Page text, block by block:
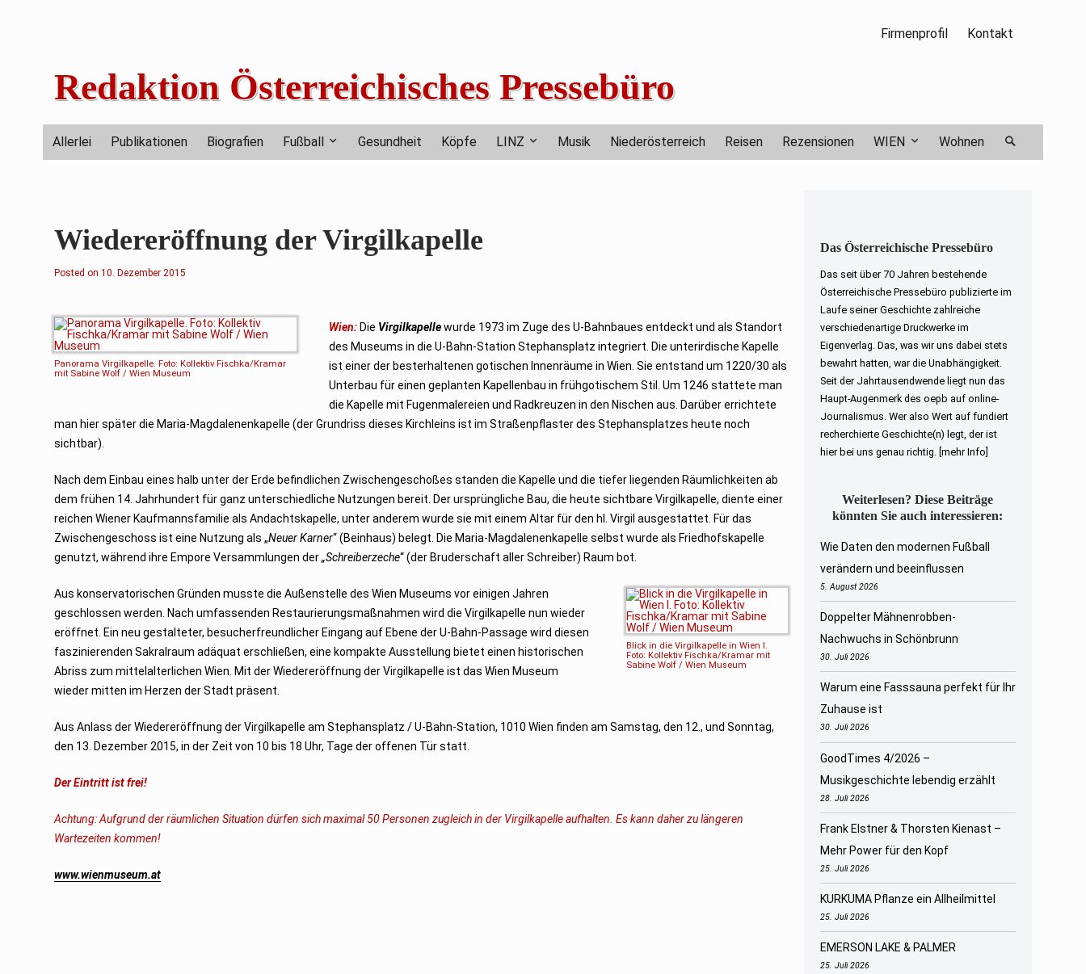
Firmenprofil Kontakt
Redaktion Österreichisches Pressebüro
Allerlei Publikationen Biografien Fußball Gesundheit Köpfe LINZ Musik Niederösterreich Reisen Rezensionen WIEN Wohnen
Wiedereröffnung der Virgilkapelle
Posted on1
e
z
e
b
e
r
5
10. Dezember 2015
Panorama Virgilkapelle. Foto: Kollektiv Fischka/Kramar
mit Sabine Wolf / Wien Museum
Wien: Die Virgilkapellewurde 1973 im Zuge des U-Bahnbaues entdeckt und als Standort
des Museums in die U-Bahn-Station Stephansplatz integriert. Die unterirdische Kapelle
ist einer der besterhaltenen gotischen Innenräume in Wien. Sie entstand um 1220/30 als
Unterbau für einen geplanten Kapellenbau in frühgotischem Stil. Um 1246 stattete man
die Kapelle mit Fugenmalereien und Radkreuzen in den Nischen aus. Darüber errichtete
man hier später die Maria-Magdalenenkapelle (der Grundriss dieses Kirchleins ist im Straßenpflaster des Stephansplatzes heute noch
sichtbar).
Nach dem Einbau eines halb unter der Erde befindlichen Zwischengeschoßes standen die Kapelle und die tiefer liegenden Räumlichkeiten ab
dem frühen 14. Jahrhundert für ganz unterschiedliche Nutzungen bereit. Der ursprüngliche Bau, die heute sichtbare Virgilkapelle, diente einer
reichen Wiener Kaufmannsfamilie als Andachtskapelle, unter anderem wurde sie mit einem Altar für den hl. Virgil ausgestattet. Für das
Zwischengeschoss ist eine Nutzung als „Neuer Karner“ (Beinhaus) belegt. Die Maria-Magdalenenkapelle selbst wurde als Friedhofskapelle
genutzt, während ihre Empore Versammlungen der„Schreiberzeche“ (der Bruderschaft aller Schreiber) Raum bot.
Blick in die Virgilkapelle in Wien I.
Foto: Kollektiv Fischka/Kramar mit
Sabine Wolf / Wien Museum
Aus konservatorischen Gründen musste die Außenstelle des Wien Museums vor einigen Jahren
geschlossen werden. Nach umfassenden Restaurierungsmaßnahmen wird die Virgilkapelle nun wieder
eröffnet. Ein neu gestalteter, besucherfreundlicher Eingang auf Ebene der U-Bahn-Passage wird diesen
faszinierenden Sakralraum adäquat erschließen, eine kompakte Ausstellung bietet einen historischen
Abriss zum mittelalterlichen Wien. Mit der Wiedereröffnung der Virgilkapelle ist das Wien Museum
wieder mitten im Herzen der Stadt präsent.
Aus Anlass der Wiedereröffnung der Virgilkapelle am Stephansplatz / U-Bahn-Station, 1010 Wien finden am Samstag, den 12., und Sonntag,
den 13. Dezember 2015, in der Zeit von 10 bis 18 Uhr, Tage der offenen Tür statt.
Der Eintritt ist frei!
Achtung: Aufgrund der räumlichen Situation dürfen sich maximal 50 Personen zugleich in der Virgilkapelle aufhalten. Es kann daher zu längeren
Wartezeiten kommen!
www.wienmuseum.at
Das Österreichische Pressebüro
Das seit über 70 Jahren bestehende
Österreichische Pressebüro publizierte im
Laufe seiner Geschichte zahlreiche
verschiedenartige Druckwerke im
Eigenverlag. Das, was wir uns dabei stets
bewahrt hatten, war die Unabhängigkeit.
Seit der Jahrtausendwende liegt nun das
Haupt-Augenmerk des oepb auf online-
Journalismus. Wer also Wert auf fundiert
recherchierte Geschichte(n) legt, der ist
hier bei uns genau richtig. [mehr Info]
Weiterlesen? Diese Beiträge
könnten Sie auch interessieren:
Wie Daten den modernen Fußball
verändern und beeinflussen
5. August 2026
Doppelter Mähnenrobben-
Nachwuchs in Schönbrunn
30. Juli 2026
Warum eine Fasssauna perfekt für Ihr
Zuhause ist
30. Juli 2026
GoodTimes 4/2026 –
Musikgeschichte lebendig erzählt
28. Juli 2026
Frank Elstner & Thorsten Kienast –
Mehr Power für den Kopf
25. Juli 2026
KURKUMA Pflanze ein Allheilmittel
25. Juli 2026
EMERSON LAKE & PALMER
25. Juli 2026